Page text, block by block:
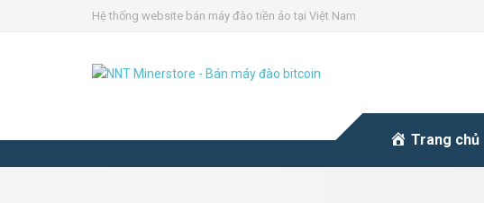
Hệ thống website bán máy đào tiền ảo tại Việt Nam
Trang chủ